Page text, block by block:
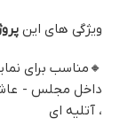
ویژگی های این
🔸مناسب برای
داخل مجلس -
، آتلیه ای